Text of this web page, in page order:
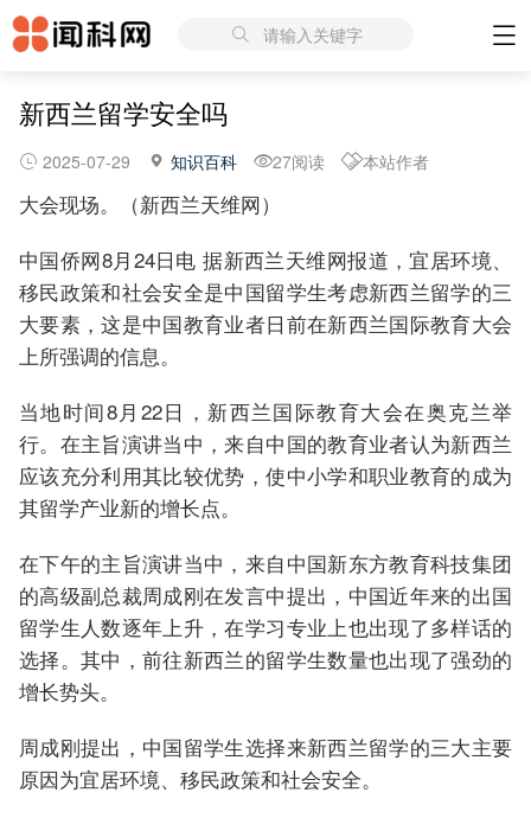
请输入关键字
新西兰留学安全吗
2025-07-29 知识百科 27阅读 本站作者
大会现场。（新西兰天维网）
中国侨网8月24日电 据新西兰天维网报道，宜居环境、
移民政策和社会安全是中国留学生考虑新西兰留学的三
大要素，这是中国教育业者日前在新西兰国际教育大会
上所强调的信息。
当地时间8月22日，新西兰国际教育大会在奥克兰举
行。在主旨演讲当中，来自中国的教育业者认为新西兰
应该充分利用其比较优势，使中小学和职业教育的成为
其留学产业新的增长点。
在下午的主旨演讲当中，来自中国新东方教育科技集团
的高级副总裁周成刚在发言中提出，中国近年来的出国
留学生人数逐年上升，在学习专业上也出现了多样话的
选择。其中，前往新西兰的留学生数量也出现了强劲的
增长势头。
周成刚提出，中国留学生选择来新西兰留学的三大主要
原因为宜居环境、移民政策和社会安全。